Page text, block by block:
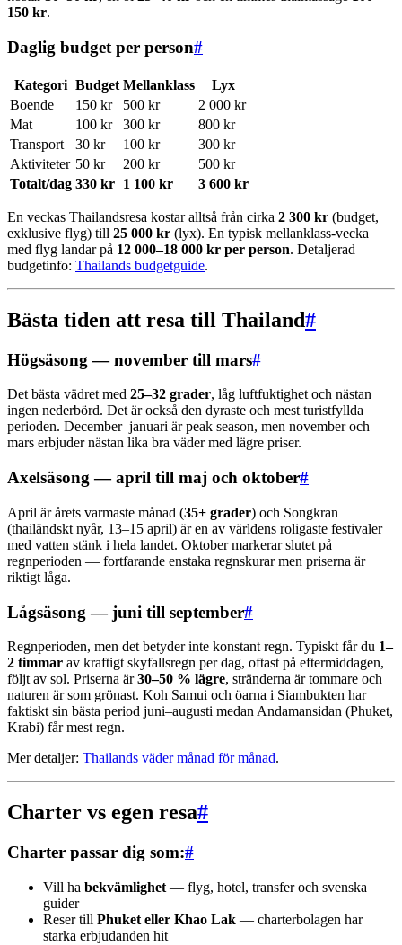
150 kr.
Daglig budget per person#
Kategori Budget Mellanklass
Lyx
Boende
150 kr 500 kr
2 000 kr
Mat
100 kr 300 kr
800 kr
Transport
30 kr 100 kr
300 kr
Aktiviteter 50 kr 200 kr
500 kr
Totalt/dag 330 kr 1 100 kr 3 600 kr
En veckas Thailandsresa kostar alltså från cirka 2 300 kr (budget,
exklusive flyg) till 25 000 kr (lyx). En typisk mellanklass-vecka
med flyg landar på 12 000–18 000 kr per person. Detaljerad
budgetinfo: Thailands budgetguide.
Bästa tiden att resa till Thailand#
Högsäsong — november till mars#
Det bästa vädret med 25–32 grader, låg luftfuktighet och nästan
ingen nederbörd. Det är också den dyraste och mest turistfyllda
perioden. December–januari är peak season, men november och
mars erbjuder nästan lika bra väder med lägre priser.
Axelsäsong — april till maj och oktober#
April är årets varmaste månad (35+ grader) och Songkran
(thailändskt nyår, 13–15 april) är en av världens roligaste festivaler
med vatten stänk i hela landet. Oktober markerar slutet på
regnperioden — fortfarande enstaka regnskurar men priserna är
riktigt låga.
Lågsäsong — juni till september#
Regnperioden, men det betyder inte konstant regn. Typiskt får du 1–
2 timmar av kraftigt skyfallsregn per dag, oftast på eftermiddagen,
följt av sol. Priserna är30–50 % lägre, stränderna är tommare och
naturen är som grönast. Koh Samui och öarna i Siambukten har
faktiskt sin bästa period juni–augusti medan Andamansidan (Phuket,
Krabi) får mest regn.
Mer detaljer: Thailands väder månad för månad.
Charter vs egen resa#
Charter passar dig som:#
Vill ha bekvämlighet — flyg, hotel, transfer och svenska
guider
Reser till Phuket eller Khao Lak — charterbolagen har
starka erbjudanden hit